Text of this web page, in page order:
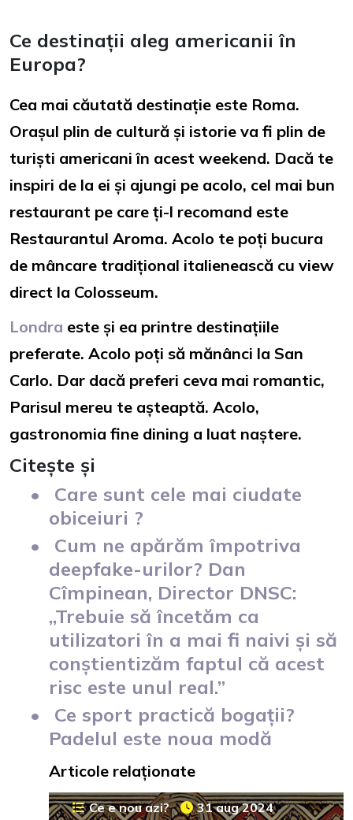
Ce destinații aleg americanii în
Europa?
Cea mai căutată destinație este Roma.
Orașul plin de cultură și istorie va fi plin de
turiști americani în acest weekend. Dacă te
inspiri de la ei și ajungi pe acolo, cel mai bun
restaurant pe care ți-l recomand este
Restaurantul Aroma. Acolo te poți bucura
de mâncare tradițional italienească cu view
direct la Colosseum.
Londra este și ea printre destinațiile
preferate. Acolo poți să mănânci la San
Carlo. Dar dacă preferi ceva mai romantic,
Parisul mereu te așteaptă. Acolo,
gastronomia fine dining a luat naștere.
Citește și
Care sunt cele mai ciudate
obiceiuri ?
Cum ne apărăm împotriva
deepfake-urilor? Dan
Cîmpinean, Director DNSC:
„Trebuie să încetăm ca
utilizatori în a mai fi naivi și să
conștientizăm faptul că acest
risc este unul real.”
Ce sport practică bogații?
Padelul este noua modă
Articole relaționate
Ce e nou azi? 31 aug 2024